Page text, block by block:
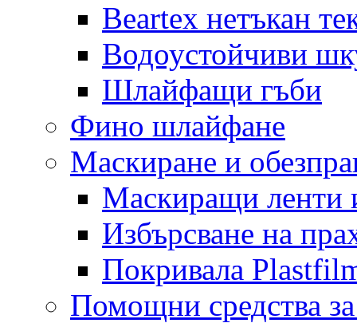
Beartex нетъкан
Водоустойчиви
Шлайфащи гъби
Фино шлайфане
Маскиране и
Маскиращи ленти
Избърсване на
Покривала
Помощни средства